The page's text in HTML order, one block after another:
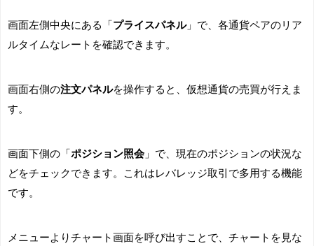
画面左側中央にある「プライスパネル」で、各通貨ペアのリア
ルタイムなレートを確認できます。
画面右側の注文パネルを操作すると、仮想通貨の売買が行えま
す。
画面下側の「ポジション照会」で、現在のポジションの状況な
どをチェックできます。これはレバレッジ取引で多用する機能
です。
メニューよりチャート画面を呼び出すことで、チャートを見な